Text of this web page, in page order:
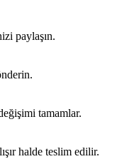
paylaşın.
tamamlar.
halde teslim edilir.